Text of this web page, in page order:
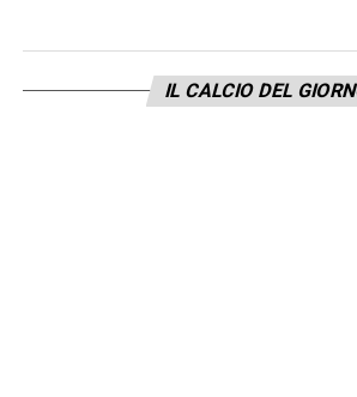
LA PLAYLIST DELLE NOSTRE
IL CALCIO DEL